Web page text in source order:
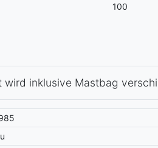
100
wird inklusive Mastbag